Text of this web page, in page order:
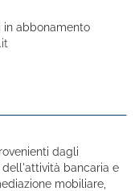
in abbonamento
dagli
bancaria e
mobiliare,